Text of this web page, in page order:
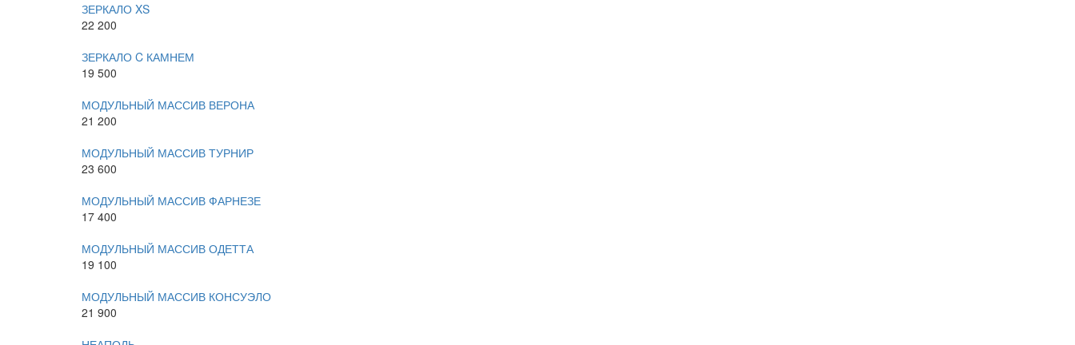
ЗЕРКАЛО XS
22 200
ЗЕРКАЛО C КАМНЕМ
19 500
МОДУЛЬНЫЙ МАССИВ ВЕРОНА
21 200
МОДУЛЬНЫЙ МАССИВ ТУРНИР
23 600
МОДУЛЬНЫЙ МАССИВ ФАРНЕЗЕ
17 400
МОДУЛЬНЫЙ МАССИВ ОДЕТТА
19 100
МОДУЛЬНЫЙ МАССИВ КОНСУЭЛО
21 900